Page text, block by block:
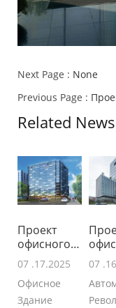
Next Page : None
Previous Page :
Related News
Проект
офисного
здания в
Азии
07 .17.2025
Офисное
Здание
07